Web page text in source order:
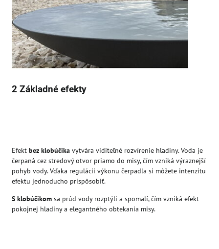
2 Základné efekty
Efekt bez klobúčika vytvára viditeľné rozvírenie hladiny. Voda je
čerpaná cez stredový otvor priamo do misy, čím vzniká výraznejší
pohyb vody. Vďaka regulácii výkonu čerpadla si môžete intenzitu
efektu jednoducho prispôsobiť.
S klobúčikom sa prúd vody rozptýli a spomalí, čím vzniká efekt
pokojnej hladiny a elegantného obtekania misy.